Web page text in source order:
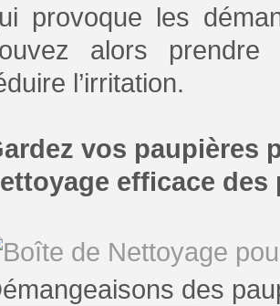
provoque les
alors prendre
l’irritation.
vos paupières
efficace des
des